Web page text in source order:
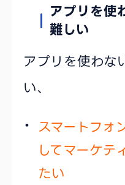
アプリを使
難しい
アプリを使わな
い、
スマートフォ
してマーケテ
たい